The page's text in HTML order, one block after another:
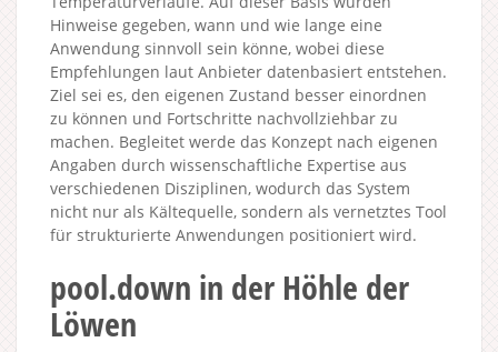
Hinweise gegeben, wann und wie lange eine
Anwendung sinnvoll sein könne, wobei diese
Empfehlungen laut Anbieter datenbasiert entstehen.
Ziel sei es, den eigenen Zustand besser einordnen
zu können und Fortschritte nachvollziehbar zu
machen. Begleitet werde das Konzept nach eigenen
Angaben durch wissenschaftliche Expertise aus
verschiedenen Disziplinen, wodurch das System
nicht nur als Kältequelle, sondern als vernetztes Tool
für strukturierte Anwendungen positioniert wird.
pool.down in der Höhle der
Löwen